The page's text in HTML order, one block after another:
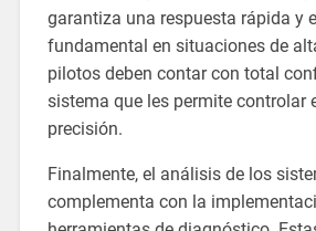
garantiza una respuesta rápida y
fundamental en situaciones de
pilotos deben contar con total
sistema que les permite controlar
precisión.
Finalmente, el análisis de los
complementa con la